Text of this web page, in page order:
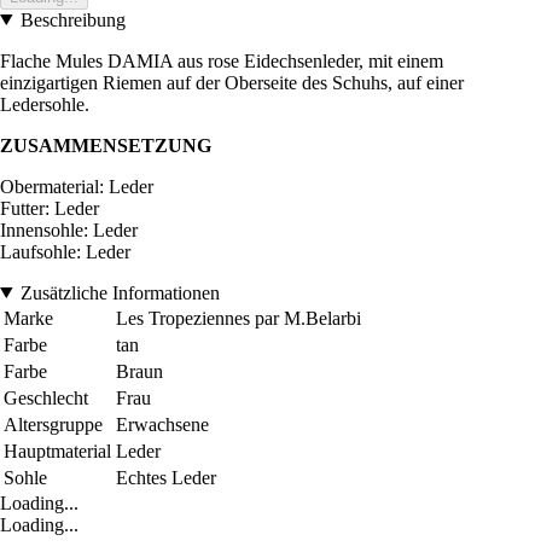
Beschreibung
Flache Mules DAMIA aus rose Eidechsenleder, mit einem
einzigartigen Riemen auf der Oberseite des Schuhs, auf einer
Ledersohle.
ZUSAMMENSETZUNG
Obermaterial: Leder
Futter: Leder
Innensohle: Leder
Laufsohle: Leder
Zusätzliche Informationen
Marke
Les Tropeziennes par M.Belarbi
Farbe
tan
Farbe
Braun
Geschlecht
Frau
Altersgruppe
Erwachsene
Hauptmaterial Leder
Sohle
Echtes Leder
Loading...
Loading...